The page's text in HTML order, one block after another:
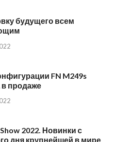
будущего всем
FN M249s
в продаже
2022. Новинки с
дня крупнейшей в мире